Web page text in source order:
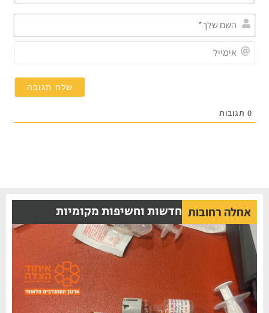
תגובות
אחלה רחובות חדשות וחשיפות מקומיות